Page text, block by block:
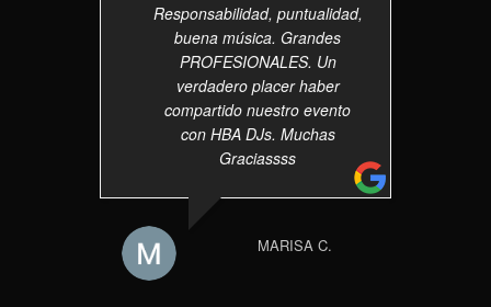
Responsabilidad, puntualidad,
buena música. Grandes
PROFESIONALES. Un
verdadero placer haber
compartido nuestro evento
con HBA DJs. Muchas
Graciassss
MARISA C.